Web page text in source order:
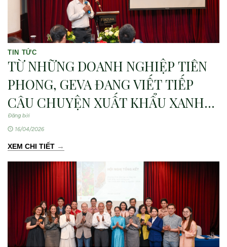
TIN TỨC
TỪ NHỮNG DOANH NGHIỆP TIÊN
PHONG, GEVA ĐANG VIẾT TIẾP
CÂU CHUYỆN XUẤT KHẨU XANH
VIỆT NAM
Đăng bởi
16/04/2026
XEM CHI TIẾT →